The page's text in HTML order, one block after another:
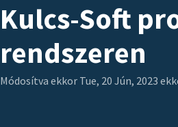
Kulcs-Soft
rendszeren
Módosítva ekkor Tue, 20 Jún, 2023